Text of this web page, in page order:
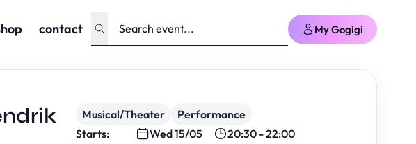
contact My Gogigi
Musical/Theater
Performance
Starts:
Wed 15/05
20:30 - 22:00